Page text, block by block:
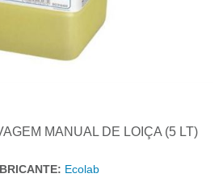
MANUAL DE LOIÇA (5 LT)
Ecolab